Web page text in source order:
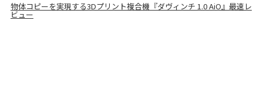
物体コピーを実現する3Dプリント複合機『ダヴィンチ 1.0 AiO』最速レ
ビュー